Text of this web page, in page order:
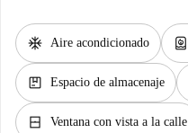
ac_unit Aire acondicionado water_heater
package Espacio de almacenaje
window_closed Ventana con vista a la calle